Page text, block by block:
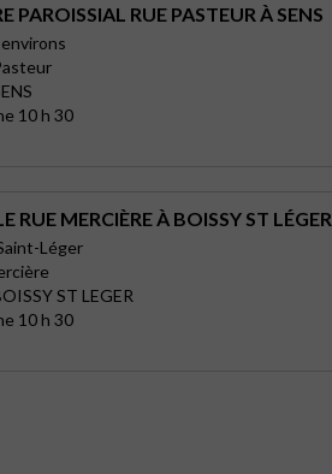
PAROISSIAL RUE PASTEUR À SENS
10 h 30
RUE MERCIÈRE À BOISSY ST LÉGER
Léger
ST LEGER
10 h 30